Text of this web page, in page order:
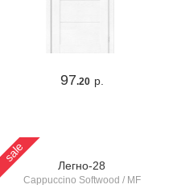
97.20 р.
sale
Легно-28
Cappuccino Softwood / MF